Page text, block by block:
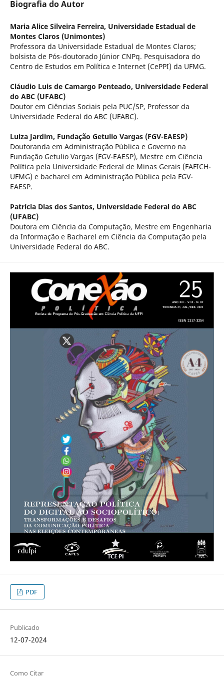
Biografia do Autor
Maria Alice Silveira Ferreira, Universidade Estadual de
Montes Claros (Unimontes)
Professora da Universidade Estadual de Montes Claros;
bolsista de Pós-doutorado Júnior CNPq. Pesquisadora do
Centro de Estudos em Política e Internet (CePPI) da UFMG.
Cláudio Luis de Camargo Penteado, Universidade Federal
do ABC (UFABC)
Doutor em Ciências Sociais pela PUC/SP, Professor da
Universidade Federal do ABC (UFABC).
Luiza Jardim, Fundação Getulio Vargas (FGV-EAESP)
Doutoranda em Administração Pública e Governo na
Fundação Getulio Vargas (FGV-EAESP), Mestre em Ciência
Política pela Universidade Federal de Minas Gerais (FAFICH-
UFMG) e bacharel em Administração Pública pela FGV-
EAESP.
Patrícia Dias dos Santos, Universidade Federal do ABC
(UFABC)
Doutora em Ciência da Computação, Mestre em Engenharia
da Informação e Bacharel em Ciência da Computação pela
Universidade Federal do ABC.
PDF
Publicado
12-07-2024
Como Citar